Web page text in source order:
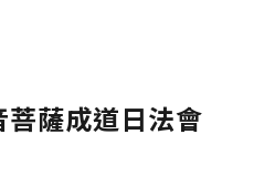
薩成道日法會